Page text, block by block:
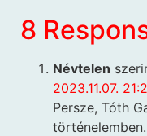
8
Névtelen
2023.11.07.
Persze, Tóth